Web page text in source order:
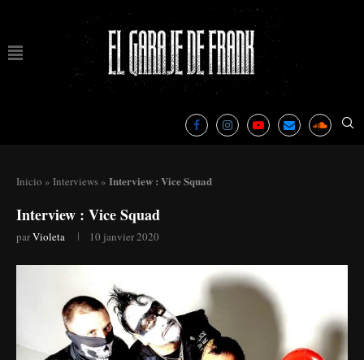
Inicio » Interviews » Interview : Vice Squad
Interview : Vice Squad
parVioleta 10 janvier 2020